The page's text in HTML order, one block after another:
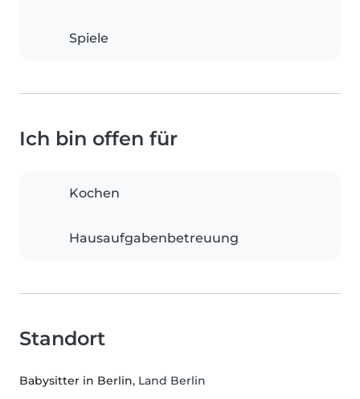
Spiele
Ich bin offen für
Kochen
Hausaufgabenbetreuung
Standort
Babysitter in Berlin, Land Berlin